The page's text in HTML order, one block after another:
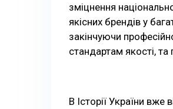
зміцнення
якісних брендів у
закінчуючи
стандартам якості,
В Історії України